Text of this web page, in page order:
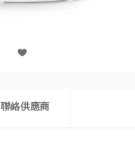
聯絡供應商